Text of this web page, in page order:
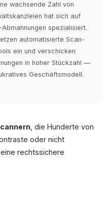
wachsende Zahl von
hat sich auf
Abmahnungen spezialisiert.
automatisierte Scan-
ein und verschicken
in hoher Stückzahl —
Geschäftsmodell.
, die Hunderte von
oder nicht
rechtssichere